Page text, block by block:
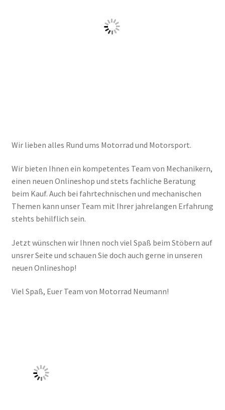
Wir lieben alles Rund ums Motorrad und Motorsport.
Wir bieten Ihnen ein kompetentes Team von Mechanikern,
einen neuen Onlineshop und stets fachliche Beratung
beim Kauf. Auch bei fahrtechnischen und mechanischen
Themen kann unser Team mit Ihrer jahrelangen Erfahrung
stehts behilflich sein.
Jetzt wünschen wir Ihnen noch viel Spaß beim Stöbern auf
unsrer Seite und schauen Sie doch auch gerne in unseren
neuen Onlineshop!
Viel Spaß, Euer Team von Motorrad Neumann!